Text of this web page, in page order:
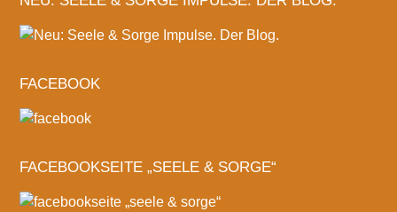
FACEBOOK
FACEBOOKSEITE „SEELE & SORGE“